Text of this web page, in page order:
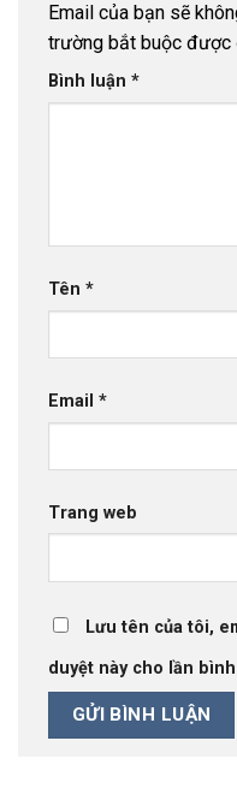
Email của bạn sẽ
trường bắt buộc được
Bình luận *
Tên *
Email *
Trang web
Lưu tên của tôi,
duyệt này cho lần